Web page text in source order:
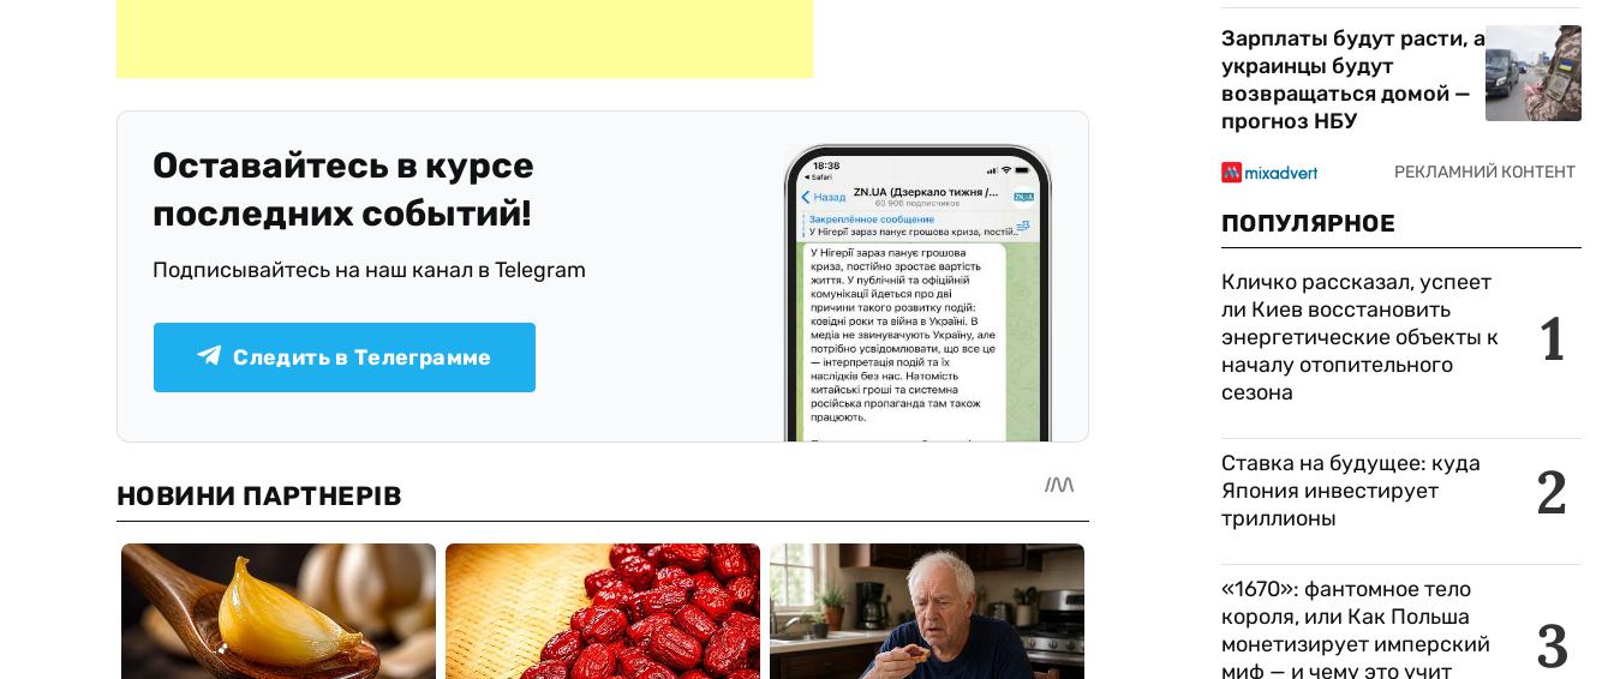
Оставайтесь в курсе
последних событий!
Подписывайтесь на наш канал в Telegram
Следить в Телеграмме
Зарплаты будут расти, а
украинцы будут
возвращаться домой —
прогноз НБУ
ПОПУЛЯРНОЕ
1
Кличко рассказал, успеет
ли Киев восстановить
энергетические объекты к
началу отопительного
сезона
2
Ставка на будущее: куда
Япония инвестирует
триллионы
3
«1670»: фантомное тело
короля, или Как Польша
монетизирует имперский
миф — и чему это учит